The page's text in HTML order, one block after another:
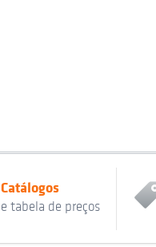
Catálogos
e tabela de preços